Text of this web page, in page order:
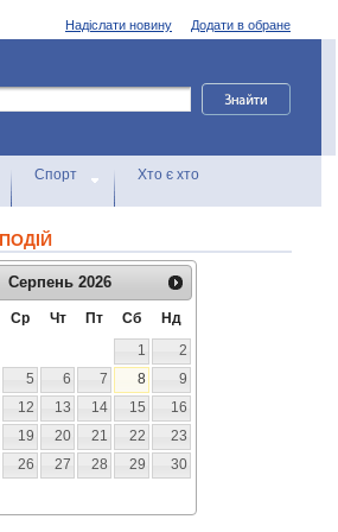
Додати в обране
Надіслати новину
Спорт Хто є хто
Серпень 2026
Ср Чт Пт Сб
Нд
1
2
5 6 7 8
9
12 13 14 15
16
19 20 21 22
23
26 27 28 29
30